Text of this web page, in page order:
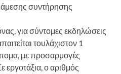
συντήρησης
για σύντομες εκδηλώσεις
τουλάχιστον 1
με προσαρμογές
εργοτάξια, ο αριθμός